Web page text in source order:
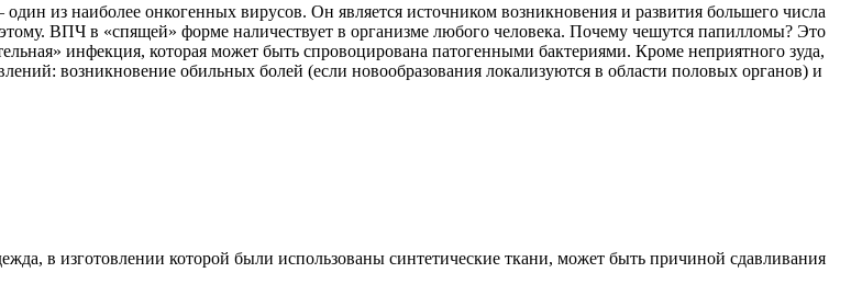
из наиболее онкогенных вирусов. Он является источником возникновения и развития большего числа
ВПЧ в «спящей» форме наличествует в организме любого человека. Почему чешутся папилломы? Это
инфекция, которая может быть спровоцирована патогенными бактериями. Кроме неприятного зуда,
возникновение обильных болей (если новообразования локализуются в области половых органов) и
в изготовлении которой были использованы синтетические ткани, может быть причиной сдавливания